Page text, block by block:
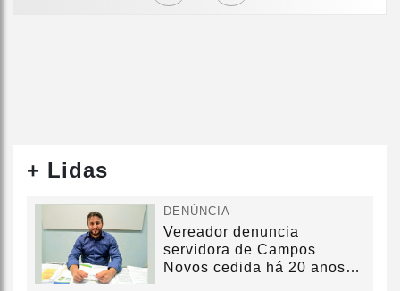
+ Lidas
DENÚNCIA
Vereador denuncia
servidora de Campos
Novos cedida há 20 anos